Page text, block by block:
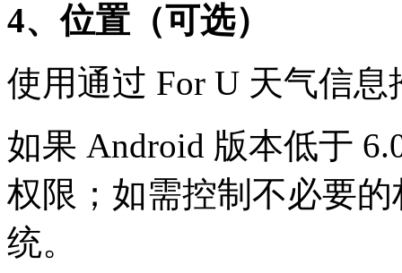
4、位置（可选）
使用通过 For U 天气信
如果 Android 版本低于
权限；如需控制不必要
统。